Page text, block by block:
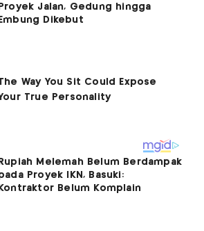
Proyek Jalan, Gedung hingga
Embung Dikebut
Rupiah Melemah Belum Berdampak
Proyek IKN, Basuki:
Kontraktor Belum Komplain